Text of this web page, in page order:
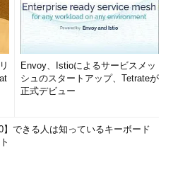
Envoy、Istioによるサービスメッ
シュのスタートアップ、Tetrateが
正式デビュー
】できる人は知っているキーボード